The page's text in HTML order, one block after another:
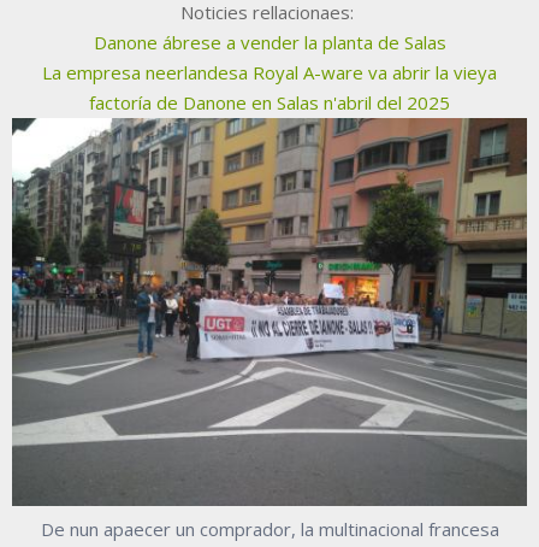
Noticies rellacionaes:
Danone ábrese a vender la planta de Salas
La empresa neerlandesa Royal A-ware va abrir la vieya
factoría de Danone en Salas n'abril del 2025
De nun apaecer un comprador, la multinacional francesa